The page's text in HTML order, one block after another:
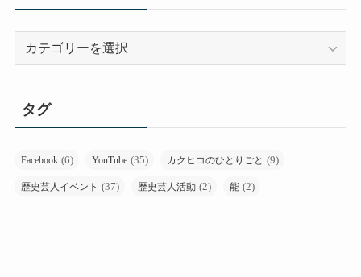
ー
タグ
Facebook (6) YouTube (35) カクヒコのひとりごと (9)
歴史芸人イベント (37) 歴史芸人活動 (2) 能 (2)